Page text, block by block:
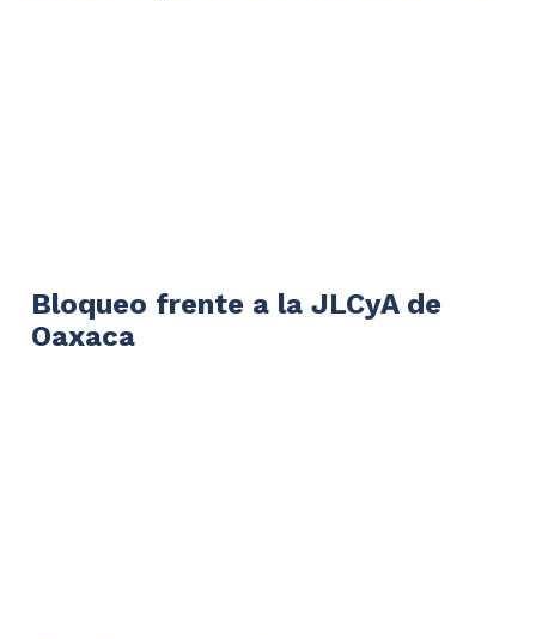
Bloqueo frente a la JLCyA de
Oaxaca